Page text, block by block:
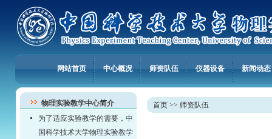
网站首页 中心概况 师资队伍 仪器设备 新闻动态
物理实验教学中心简介
为了适应实验教学的需要，中
国科学技术大学物理实验教学
首页 >> 师资队伍